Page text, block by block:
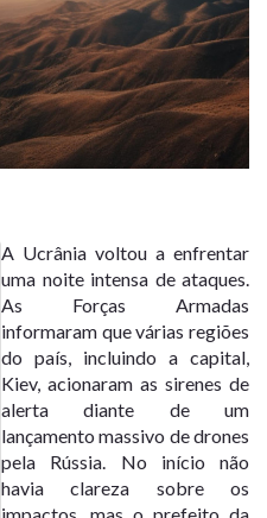
A Ucrânia voltou a enfrentar
uma noite intensa de ataques.
As Forças Armadas
informaram que várias regiões
do país, incluindo a capital,
Kiev, acionaram as sirenes de
alerta diante de um
lançamento massivo de drones
pela Rússia. No início não
havia clareza sobre os
impactos, mas o prefeito da